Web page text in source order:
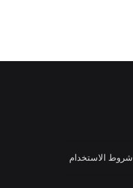
شروط الاستخدام